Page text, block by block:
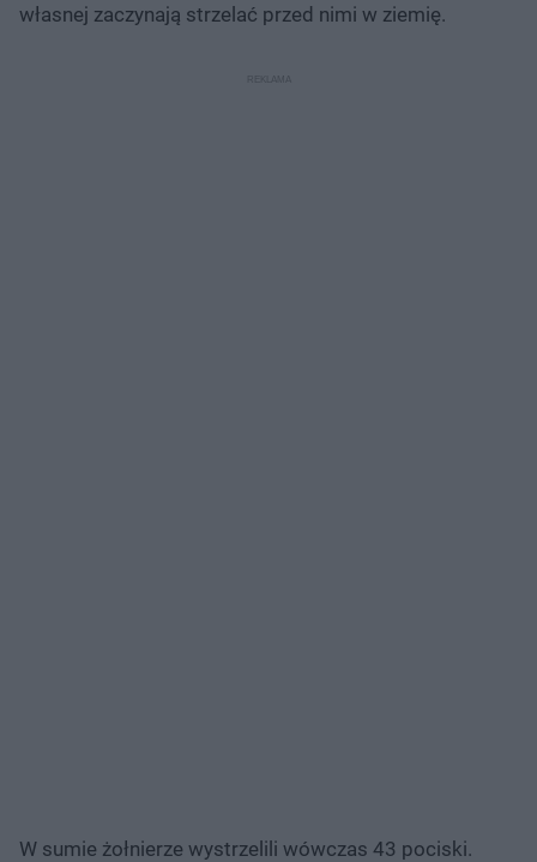
własnej zaczynają strzelać przed nimi w ziemię.
W sumie żołnierze wystrzelili wówczas 43 pociski.